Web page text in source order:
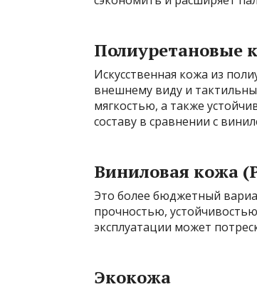
Полиуретановые
Искусственная кожа из
внешнему виду и
мягкостью, а также
составу в сравнении с
Виниловая кожа
Это более бюджетный
прочностью,
эксплуатации может
Экокожа